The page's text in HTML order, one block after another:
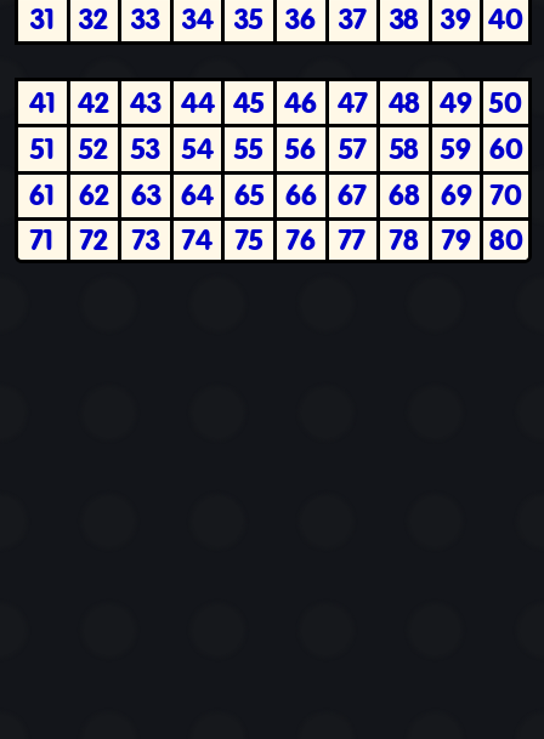
31
32 33 34 35 36 37 38 39 40
41 42 43 44 45 46 47 48 49 50
51
52 53 54 55 56 57 58 59 60
61
62 63 64 65 66 67 68 69 70
71
72 73 74 75 76 77 78 79 80